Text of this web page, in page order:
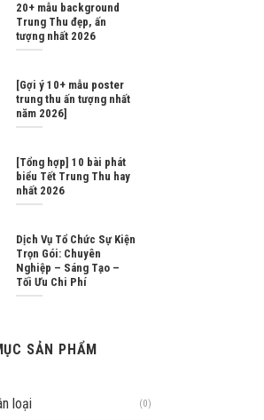
20+ mẫu background
Trung Thu đẹp, ấn
tượng nhất 2026
[Gợi ý 10+ mẫu poster
trung thu ấn tượng nhất
năm 2026]
[Tổng hợp] 10 bài phát
biểu Tết Trung Thu hay
nhất 2026
Dịch Vụ Tổ Chức Sự Kiện
Trọn Gói: Chuyên
Nghiệp – Sáng Tạo –
Tối Ưu Chi Phí
SẢN PHẨM
loại (0)